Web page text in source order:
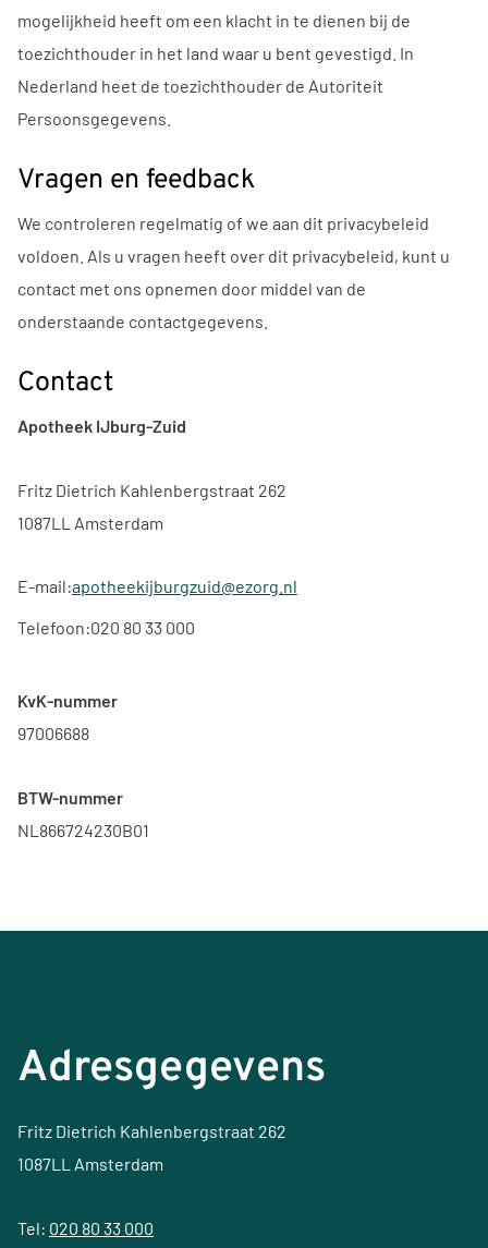
mogelijkheid heeft om een klacht in te dienen bij de
toezichthouder in het land waar u bent gevestigd. In
Nederland heet de toezichthouder de Autoriteit
Persoonsgegevens.
Vragen en feedback
We controleren regelmatig of we aan dit privacybeleid
voldoen. Als u vragen heeft over dit privacybeleid, kunt u
contact met ons opnemen door middel van de
onderstaande contactgegevens.
Contact
Apotheek IJburg-Zuid
Fritz Dietrich Kahlenbergstraat 262
1087LL Amsterdam
E-mail:apotheekijburgzuid@ezorg.nl
Telefoon:020 80 33 000
KvK-nummer
97006688
BTW-nummer
NL866724230B01
Adresgegevens
Fritz Dietrich Kahlenbergstraat 262
1087LL Amsterdam
Tel: 020 80 33 000